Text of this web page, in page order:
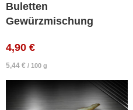
Buletten
Gewürzmischung
4,90 €
5,44 € / 100 g